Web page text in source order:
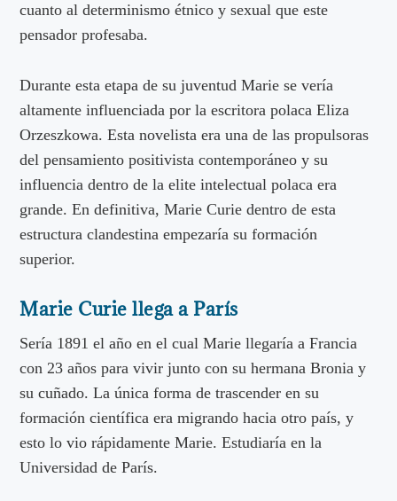
cuanto al determinismo étnico y sexual que este
pensador profesaba.
Durante esta etapa de su juventud Marie se vería
altamente influenciada por la escritora polaca Eliza
Orzeszkowa. Esta novelista era una de las propulsoras
del pensamiento positivista contemporáneo y su
influencia dentro de la elite intelectual polaca era
grande. En definitiva, Marie Curie dentro de esta
estructura clandestina empezaría su formación
superior.
Marie Curie llega a París
Sería 1891 el año en el cual Marie llegaría a Francia
con 23 años para vivir junto con su hermana Bronia y
su cuñado. La única forma de trascender en su
formación científica era migrando hacia otro país, y
esto lo vio rápidamente Marie. Estudiaría en la
Universidad de París.